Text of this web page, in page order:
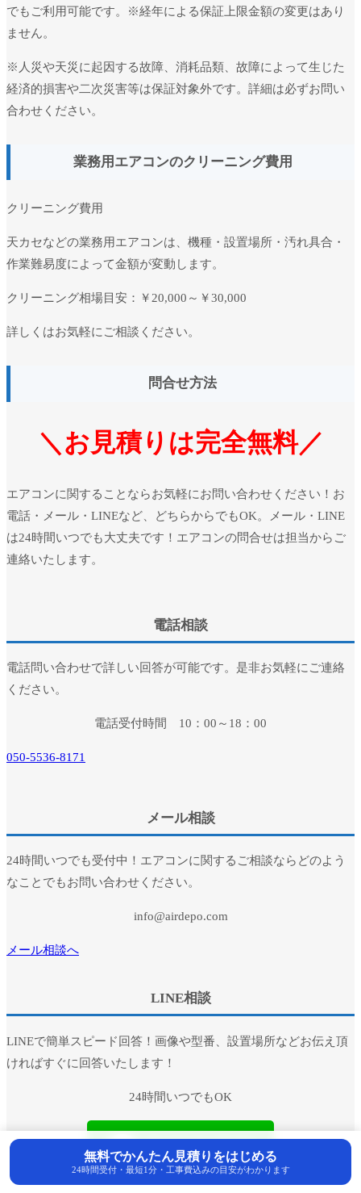
でもご利用可能です。※経年による保証上限金額の変更はあり
ません。
※人災や天災に起因する故障、消耗品類、故障によって生じた
経済的損害や二次災害等は保証対象外です。詳細は必ずお問い
合わせください。
業務用エアコンのクリーニング費用
クリーニング費用
天カセなどの業務用エアコンは、機種・設置場所・汚れ具合・
作業難易度によって金額が変動します。
クリーニング相場目安： ￥20,000～￥30,000
詳しくはお気軽にご相談ください。
問合せ方法
＼お見積りは完全無料／
エアコンに関することならお気軽にお問い合わせください！お
電話・メール・LINEなど、どちらからでもOK。メール・LINE
は24時間いつでも大丈夫です！エアコンの問合せは担当からご
連絡いたします。
電話相談
電話問い合わせで詳しい回答が可能です。是非お気軽にご連絡
ください。
電話受付時間 10：00～18：00
050-5536-8171
メール相談
24時間いつでも受付中！エアコンに関するご相談ならどのよう
なことでもお問い合わせください。
info@airdepo.com
メール相談へ
LINE相談
LINEで簡単スピード回答！画像や型番、設置場所などお伝え頂
ければすぐに回答いたします！
24時間いつでもOK
無料でかんたん見積りをはじめる
24時間受付・最短1分・工事費込みの目安がわかります